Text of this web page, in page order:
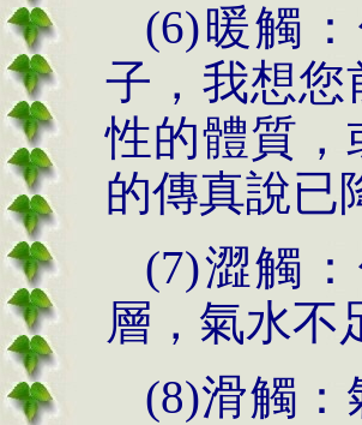
(6)暖觸
子，我想您
性的體質，
的傳真說已
(7)澀觸
層，氣水不
(8)滑觸：